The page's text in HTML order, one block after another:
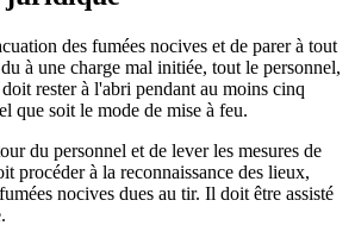
des fumées nocives et de parer à tout
à une charge mal initiée, tout le personnel,
rester à l'abri pendant au moins cinq
que soit le mode de mise à feu.
du personnel et de lever les mesures de
procéder à la reconnaissance des lieux,
nocives dues au tir. Il doit être assisté